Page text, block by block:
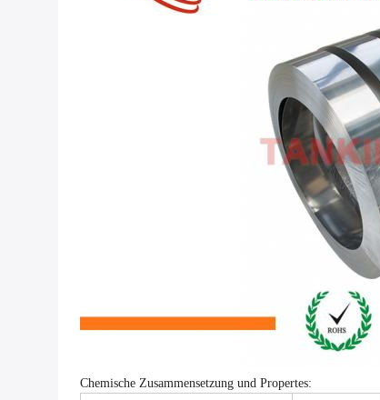
Chemische Zusammensetzung und Propertes: